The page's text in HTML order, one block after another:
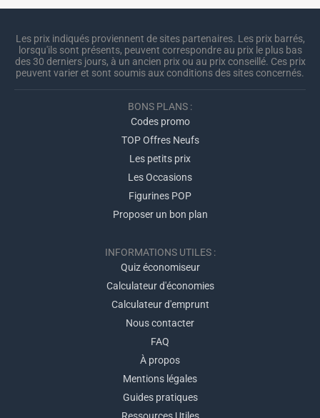
Les prix indiqués proviennent de sites partenaires. Les prix barrés,
lorsqu'ils sont présents, peuvent correspondre au prix le plus bas
des 30 derniers jours, à un ancien prix ou au prix conseillé. Ces prix
peuvent varier et sont soumis aux conditions des sites concernés.
BONS PLANS :
Codes promo
TOP Offres Neufs
Les petits prix
Les Occasions
Figurines POP
Proposer un bon plan
INFORMATIONS UTILES :
Quiz économiseur
Calculateur d'économies
Calculateur d'emprunt
Nous contacter
FAQ
À propos
Mentions légales
Guides pratiques